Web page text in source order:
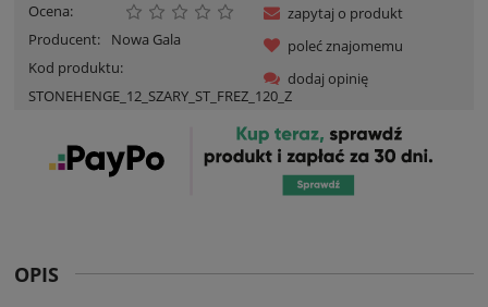
Ocena:
Producent:
Nowa Gala
Kod produktu:
STONEHENGE_12_SZARY_ST_FREZ_120_Z
zapytaj o produkt
poleć znajomemu
dodaj opinię
OPIS